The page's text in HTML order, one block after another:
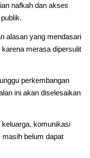
nafkah dan akses
alasan yang mendasari
merasa dipersulit
perkembangan
ini akan diselesaikan
komunikasi
masih belum dapat